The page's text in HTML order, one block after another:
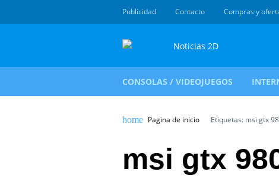
Publicidad Contacto Compras y
CONSOLAS / VIDEOJUEGOS
Pagina de inicio Etiquetas: msi gtx
msi gtx